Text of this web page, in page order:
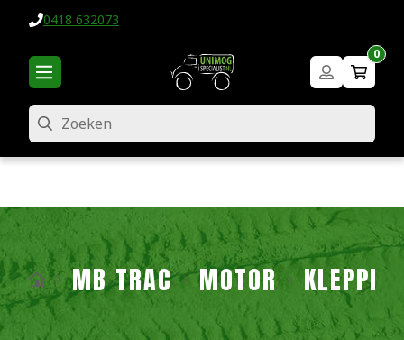
0418 632073
0
Zoeken
MB TRAC MOTOR